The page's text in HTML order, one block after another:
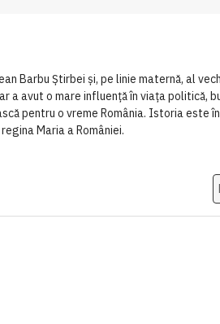
Barbu Știrbei și, pe linie maternă, al
a avut o mare influență în viața politică,
pentru o vreme România. Istoria este
Maria a României.